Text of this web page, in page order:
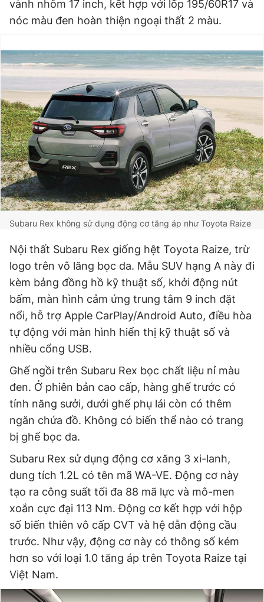
vành nhôm 17 inch, kết hợp với lốp 195/60R17 và
nóc màu đen hoàn thiện ngoại thất 2 màu.
Subaru Rex không sử dụng động cơ tăng áp như Toyota Raize
Nội thất Subaru Rex giống hệt Toyota Raize, trừ
logo trên vô lăng bọc da. Mẫu SUV hạng A này đi
kèm bảng đồng hồ kỹ thuật số, khởi động nút
bấm, màn hình cảm ứng trung tâm 9 inch đặt
nổi, hỗ trợ Apple CarPlay/Android Auto, điều hòa
tự động với màn hình hiển thị kỹ thuật số và
nhiều cổng USB.
Ghế ngồi trên Subaru Rex bọc chất liệu nỉ màu
đen. Ở phiên bản cao cấp, hàng ghế trước có
tính năng sưởi, dưới ghế phụ lái còn có thêm
ngăn chứa đồ. Không có biến thể nào có trang
bị ghế bọc da.
Subaru Rex sử dụng động cơ xăng 3 xi-lanh,
dung tích 1.2L có tên mã WA-VE. Động cơ này
tạo ra công suất tối đa 88 mã lực và mô-men
xoắn cực đại 113 Nm. Động cơ kết hợp với hộp
số biến thiên vô cấp CVT và hệ dẫn động cầu
trước. Như vậy, động cơ này có thông số kém
hơn so với loại 1.0 tăng áp trên Toyota Raize tại
Việt Nam.